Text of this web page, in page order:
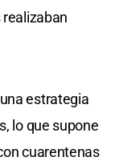
estrategia
lo que supone
cuarentenas